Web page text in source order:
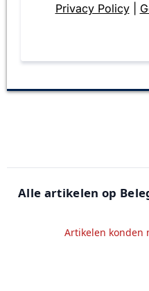
Privacy Policy|
Alle artikelen op
Artikelen konden